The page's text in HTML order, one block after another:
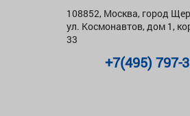
108852, Москва, город
ул. Космонавтов, дом 1,
33
+7(495) 797-